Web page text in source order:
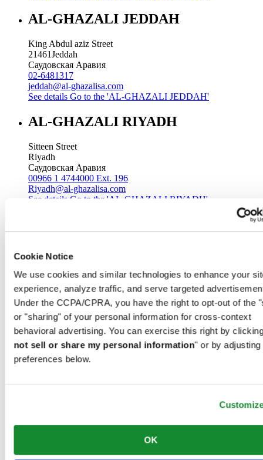
Cookie Notice
We use cookies and similar technologies to enhance your
experience, analyze traffic, and serve targeted
Under the CCPA/CPRA, you have the right to opt-out of the
or "sharing" of your personal information for cross-context
behavioral advertising. You can exercise this right by
not sell or share my personal information" or by adjusting
preferences below.
OK
AL-GHAZALI JEDDAH
King Abdul aziz Street
21461Jeddah
Саудовская Аравия
02-6481317
jeddah@al-ghazalisa.com
See details Go to the 'AL-GHAZALI JEDDAH'
AL-GHAZALI RIYADH
Sitteen Street
Riyadh
Саудовская Аравия
00966 1 4744000 Ext. 196
Riyadh@al-ghazalisa.com
See details Go to the 'AL-GHAZALI RIYADH'
Riyadh
Саудовская Аравия
00966 1 4032968
Riyadh@al-ghazalisa.com
See detailsGo to the 'AL-GHAZALI RIYADH'
AL-GHAZALI RIYADH
Olaya
Riyadh
00966 1 4561410
AL-GHAZALI RIYADH
Olaya